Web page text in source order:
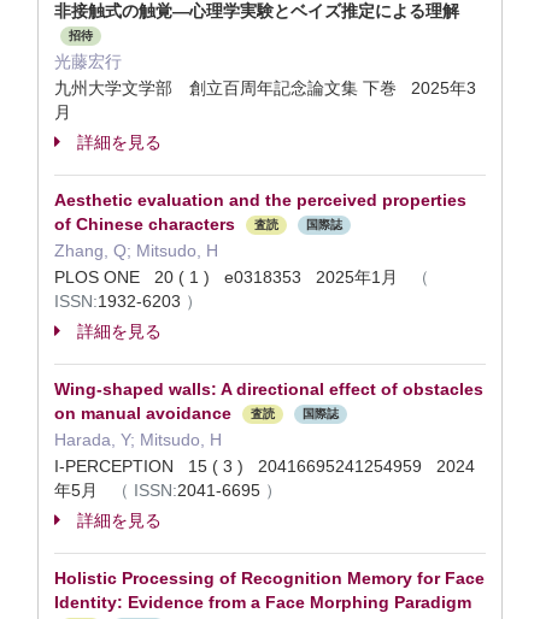
非接触式の触覚―心理学実験とベイズ推定による理解
招待
光藤宏行
九州大学文学部 創立百周年記念論文集 下巻 2025年3
月
詳細を見る
Aesthetic evaluation and the perceived properties
of Chinese characters
査読 国際誌
Zhang, Q; Mitsudo, H
PLOS ONE 20 ( 1 ) e0318353 2025年1月
（
ISSN:1932-6203 ）
詳細を見る
Wing-shaped walls: A directional effect of obstacles
on manual avoidance
査読 国際誌
Harada, Y; Mitsudo, H
I-PERCEPTION 15 ( 3 ) 20416695241254959 2024
年5月
（ ISSN:2041-6695 ）
詳細を見る
Holistic Processing of Recognition Memory for Face
Identity: Evidence from a Face Morphing Paradigm